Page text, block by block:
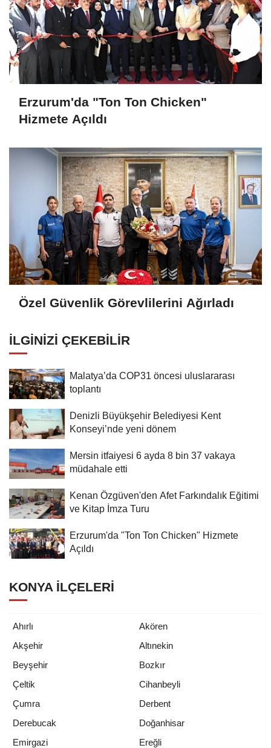
Erzurum'da "Ton Ton Chicken"
Hizmete Açıldı
Özel Güvenlik Görevlilerini Ağırladı
İLGINIZI ÇEKEBILIR
Malatya’da COP31 öncesi uluslararası
toplantı
Denizli Büyükşehir Belediyesi Kent
Konseyi’nde yeni dönem
Mersin itfaiyesi 6 ayda 8 bin 37 vakaya
müdahale etti
Kenan Özgüven'den Afet Farkındalık Eğitimi
ve Kitap İmza Turu
Erzurum'da "Ton Ton Chicken" Hizmete
Açıldı
KONYA İLÇELERI
Ahırlı
Akören
Akşehir
Altınekin
Beyşehir
Bozkır
Çeltik
Cihanbeyli
Çumra
Derbent
Derebucak
Doğanhisar
Emirgazi
Ereğli